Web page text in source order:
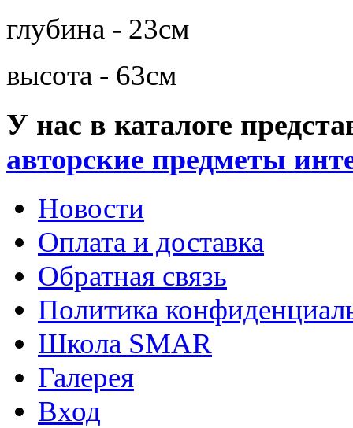
глубина - 23см
высота - 63см
У нас в каталоге
авторские предметы
Новости
Оплата и доставка
Обратная связь
Политика
Школа SMAR
Галерея
Вход